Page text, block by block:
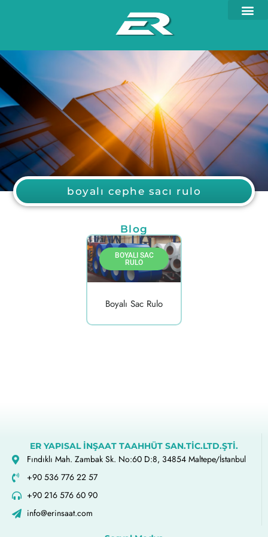
boyalı cephe sacı rulo
Blog
BOYALI SAC
RULO
Boyalı Sac Rulo
ER YAPISAL İNŞAAT TAAHHÜT SAN.TİC.LTD.ŞTİ.
Fındıklı Mah. Zambak Sk. No:60 D:8, 34854 Maltepe/İstanbul
+90 536 776 22 57
+90 216 576 60 90
info@erinsaat.com